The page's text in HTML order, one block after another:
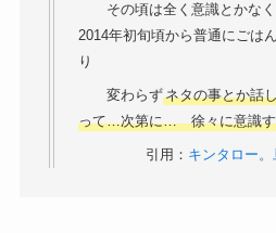
その頃は全く意識とかなく
2014年初旬頃から普通にごは
り
変わらずネタの事とか話
って…次第に… 徐々に意識
引用： キンタロー